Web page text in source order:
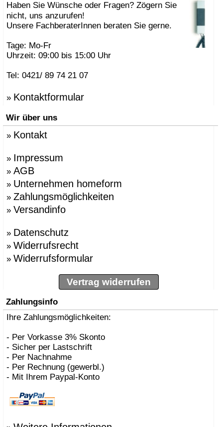
»Alberto Fabbian
»Alex Sachetti
» Alexander Schenk
»amei
» Andrea Crosetta
»Andreas Ulbricht
»Anna-Maria Nilsson
»Antonio Norero
»Apartment 8
»Arne Jacobsen
»Atmosphere Globus
»Azumi, Shin & Tomoko
Babled, Emmanuel
»Bao-Nghi Droste
»Barnaby Gunning
Bastian Prieler
Batisse, Laurent
»BBMDS
»Berti, Enzo
Besau Marguerre , St
»Biokamine, Safretti
»Biscaro, Giorgio
BOLLES+WILSON
»Bonetto, Rodolfo
»Bonucelli, Dante
»Borer, Carlo
» Bozzoli, Lorenza
Brogliato, Alberto
Bruno Houssin
Bruno Rainaldi
Büscher, Sebastian D
Carlo Borer
Carlo Costantini
Haben Sie Wünsche oder Fragen? Zögern Sie
nicht, uns anzurufen!
Unsere FachberaterInnen beraten Sie gerne.
Tage: Mo-Fr
Uhrzeit: 09:00 bis 15:00 Uhr
Tel: 0421/ 89 74 21 07
» Kontaktformular
Wir über uns
» Kontakt
» Impressum
» AGB
» Unternehmen homeform
» Zahlungsmöglichkeiten
» Versandinfo
» Datenschutz
» Widerrufsrecht
» Widerrufsformular
Vertrag widerrufen
Zahlungsinfo
Ihre Zahlungsmöglichkeiten:
- Per Vorkasse 3% Skonto
- Sicher per Lastschrift
- Per Nachnahme
- Per Rechnung (gewerbl.)
- Mit Ihrem Paypal-Konto